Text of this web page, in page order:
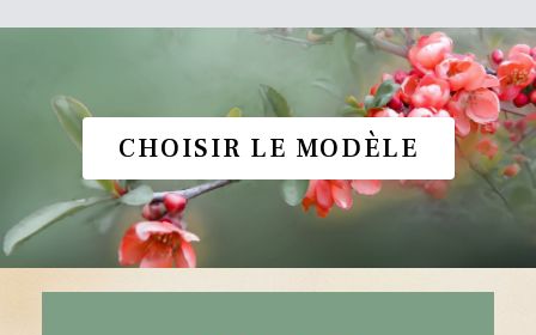
CHOISIR LE MODÈLE